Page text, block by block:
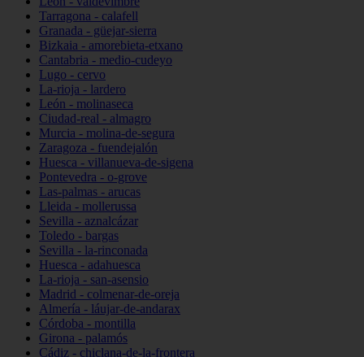
Tarragona - calafell
Granada - güejar-sierra
Bizkaia - amorebieta-etxano
Cantabria - medio-cudeyo
Lugo - cervo
La-rioja - lardero
León - molinaseca
Ciudad-real - almagro
Murcia - molina-de-segura
Zaragoza - fuendejalón
Huesca - villanueva-de-sigena
Pontevedra - o-grove
Las-palmas - arucas
Lleida - mollerussa
Sevilla - aznalcázar
Toledo - bargas
Sevilla - la-rinconada
Huesca - adahuesca
La-rioja - san-asensio
Madrid - colmenar-de-oreja
Almería - láujar-de-andarax
Córdoba - montilla
Girona - palamós
Cádiz - chiclana-de-la-frontera